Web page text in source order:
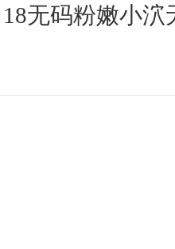
18无码粉嫩小